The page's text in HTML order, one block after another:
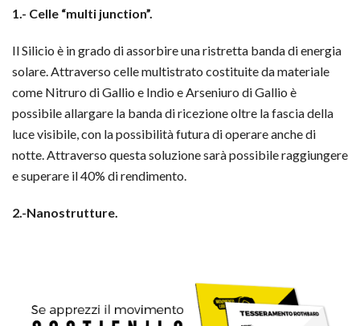
1.- Celle “multi junction”.
Il Silicio è in grado di assorbire una ristretta banda di energia
solare. Attraverso celle multistrato costituite da materiale
come Nitruro di Gallio e Indio e Arseniuro di Gallio è
possibile allargare la banda di ricezione oltre la fascia della
luce visibile, con la possibilità futura di operare anche di
notte. Attraverso questa soluzione sarà possibile raggiungere
e superare il 40% di rendimento.
2.-Nanostrutture.